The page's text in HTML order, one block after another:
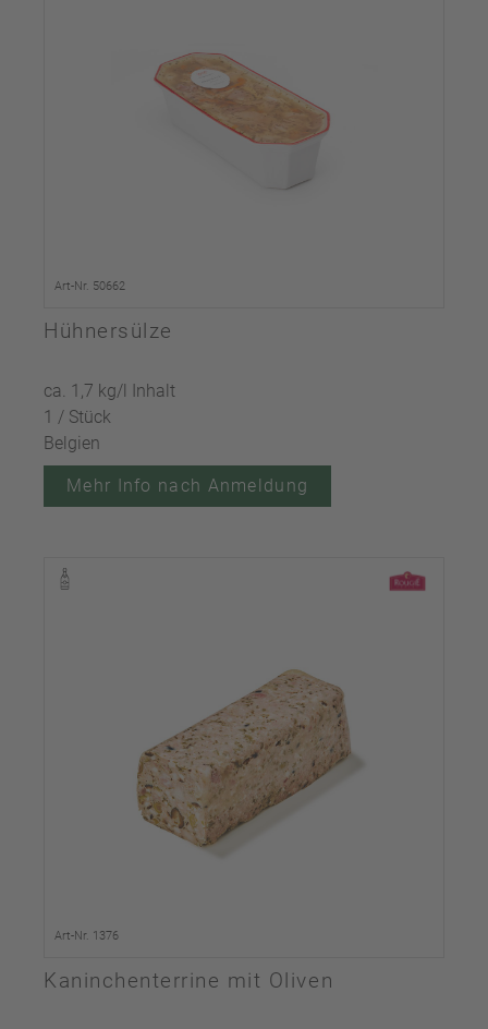
Art-Nr. 50662
Hühnersülze
ca. 1,7 kg/l Inhalt
1 / Stück
Belgien
Mehr Info nach Anmeldung
Art-Nr. 1376
Kaninchenterrine mit Oliven